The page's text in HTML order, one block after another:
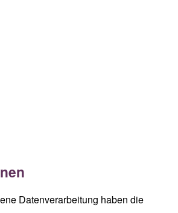
Datenverarbeitung haben die